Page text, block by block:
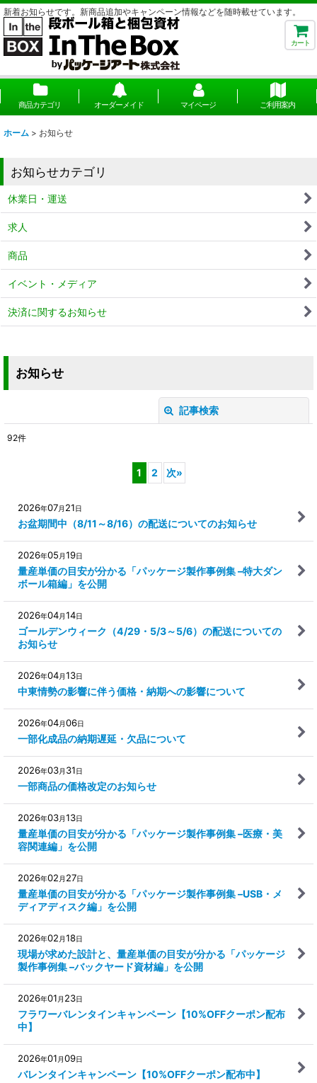
新着お知らせです。新商品追加やキャンペーン情報などを随時載せています。
カート
商品カテゴリ オーダーメイド マイページ ご利用案内
ホーム > お知らせ
お知らせ
記事検索
絞り込む
92件
1 2 次»
2026年07月 21日
お盆期間中（8/11～8/16）の配送についてのお知らせ
2026年05 月19日
量産単価の目安が分かる「パッケージ製作事例集 –特大ダン
ボール箱編」を公開
2026年04月14日
ゴールデンウィーク（4/29・5/3～5/6）の配送についての
お知らせ
2026年04月13日
中東情勢の影響に伴う価格・納期への影響について
2026年04月06日
一部化成品の納期遅延・欠品について
2026年03月 31日
一部商品の価格改定のお知らせ
2026年03月13日
量産単価の目安が分かる「パッケージ製作事例集 –医療・美
容関連編」を公開
2026年02 月 27日
量産単価の目安が分かる「パッケージ製作事例集 –USB・メ
ディアディスク編」を公開
2026年02 月18日
現場が求めた設計と、量産単価の目安が分かる「パッケージ
製作事例集 –バックヤード資材編」を公開
2026年01 月 23日
フラワーバレンタインキャンペーン【10%OFFクーポン配布
中】
2026年01 月09日
バレンタインキャンペーン【10%OFFクーポン配布中】
お知らせカテゴリ
休業日・運送
求人
商品
イベント・メディア
決済に関するお知らせ